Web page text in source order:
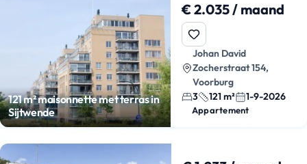
121 m² maisonnette met terras in
Sijtwende
€ 2.035 / maand
Johan David
Zocherstraat 154,
Voorburg
3
121 m² 1-9-2026
Appartement